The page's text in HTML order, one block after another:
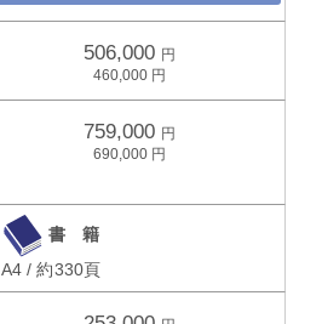
506,000
460,000
759,000
690,000
書 籍
A4 / 約330頁